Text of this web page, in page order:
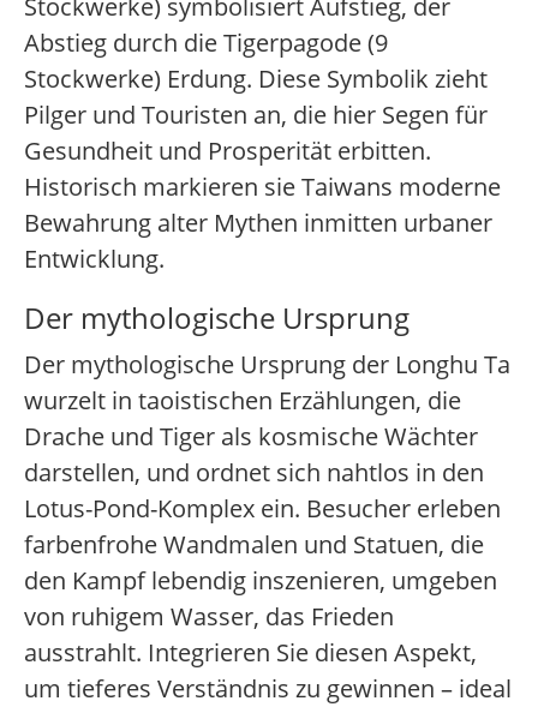
Stockwerke) symbolisiert Aufstieg, der
Abstieg durch die Tigerpagode (9
Stockwerke) Erdung. Diese Symbolik zieht
Pilger und Touristen an, die hier Segen für
Gesundheit und Prosperität erbitten.
Historisch markieren sie Taiwans moderne
Bewahrung alter Mythen inmitten urbaner
Entwicklung.
Der mythologische Ursprung
Der mythologische Ursprung der Longhu Ta
wurzelt in taoistischen Erzählungen, die
Drache und Tiger als kosmische Wächter
darstellen, und ordnet sich nahtlos in den
Lotus-Pond-Komplex ein. Besucher erleben
farbenfrohe Wandmalen und Statuen, die
den Kampf lebendig inszenieren, umgeben
von ruhigem Wasser, das Frieden
ausstrahlt. Integrieren Sie diesen Aspekt,
um tieferes Verständnis zu gewinnen – ideal